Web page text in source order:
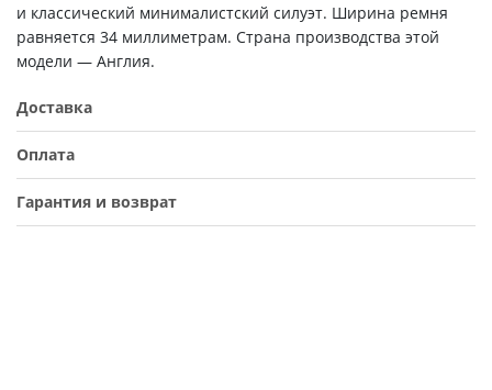
и классический минималистский силуэт. Ширина ремня
равняется 34 миллиметрам. Страна производства этой
модели — Англия.
Доставка
Оплата
Гарантия и возврат